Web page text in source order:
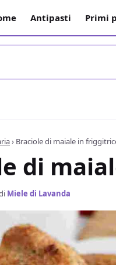
Antipasti Primi
› Braciole di maiale in
di
Miele di Lavanda